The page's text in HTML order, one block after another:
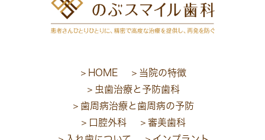
HOME
当院の特徴
虫歯治療と予防歯科
歯周病治療と歯周病の予防
口腔外科
審美歯科